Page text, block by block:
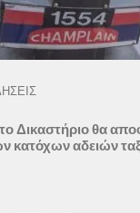
Δικαστήριο θα
κατόχων αδειών